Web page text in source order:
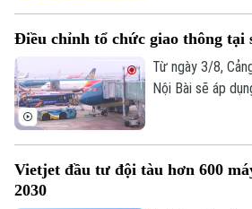
Thị trường
Làng nghề
Di tích
Y tế
Dinh dưỡng
Tư vấn sức khỏe
Thể thao
Bóng đá
Golf
Giải trí
Tin tức
Sao
Điều chỉnh tổ chức giao thông tại
Từ ngày 3/8,
Nội Bài sẽ áp
các bãi đỗ ô tô.
Vietjet đầu tư đội tàu hơn 600
2030